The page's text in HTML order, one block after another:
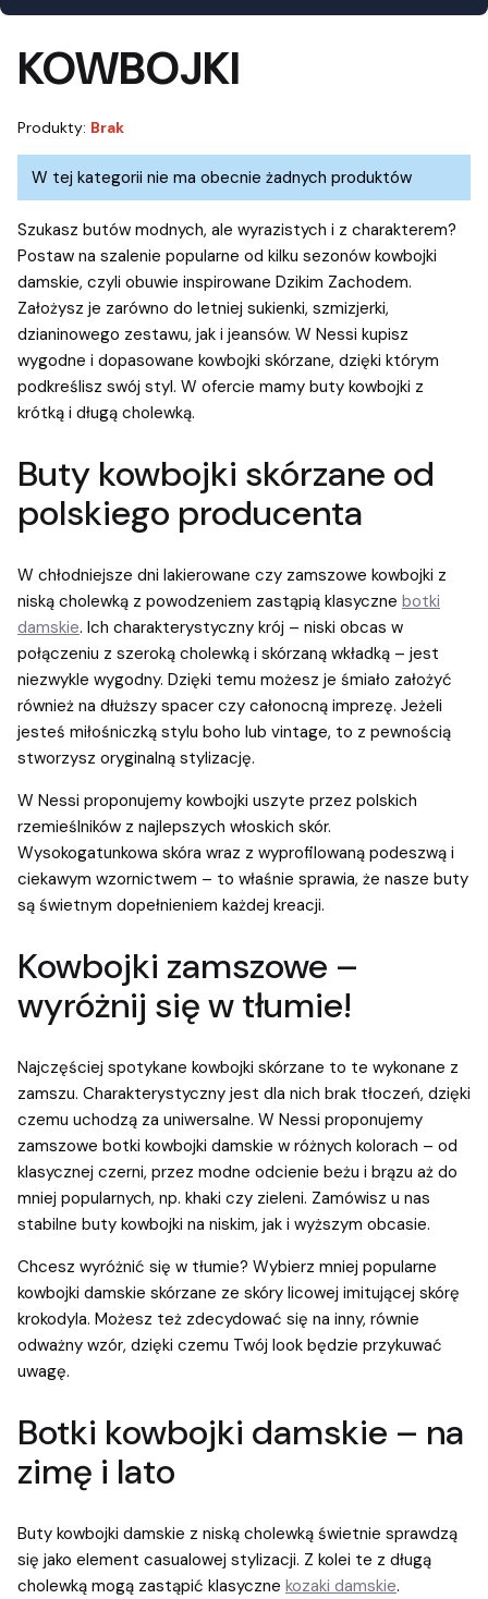
Materiał wnętrza Wkładka
Rodzaj obcasa
Rodzaj zapięcia Tęgość Ocieplenie
Nowość Promocja
Koniec filtrów
KOWBOJKI
Produkty: Brak
Lista produktów
W tej kategorii nie ma obecnie żadnych produktów
Szukasz butów modnych, ale wyrazistych i z charakterem?
Postaw na szalenie popularne od kilku sezonów kowbojki
damskie, czyli obuwie inspirowane Dzikim Zachodem.
Założysz je zarówno do letniej sukienki, szmizjerki,
dzianinowego zestawu, jak i jeansów. W Nessi kupisz
wygodne i dopasowane kowbojki skórzane, dzięki którym
podkreślisz swój styl. W ofercie mamy buty kowbojki z
krótką i długą cholewką.
Buty kowbojki skórzane od
polskiego producenta
W chłodniejsze dni lakierowane czy zamszowe kowbojki z
niską cholewką z powodzeniem zastąpią klasyczne botki
damskie. Ich charakterystyczny krój – niski obcas w
połączeniu z szeroką cholewką i skórzaną wkładką – jest
niezwykle wygodny. Dzięki temu możesz je śmiało założyć
również na dłuższy spacer czy całonocną imprezę. Jeżeli
jesteś miłośniczką stylu boho lub vintage, to z pewnością
stworzysz oryginalną stylizację.
W Nessi proponujemy kowbojki uszyte przez polskich
rzemieślników z najlepszych włoskich skór.
Wysokogatunkowa skóra wraz z wyprofilowaną podeszwą i
ciekawym wzornictwem – to właśnie sprawia, że nasze buty
są świetnym dopełnieniem każdej kreacji.
Kowbojki zamszowe –
wyróżnij się w tłumie!
Najczęściej spotykane kowbojki skórzane to te wykonane z
zamszu. Charakterystyczny jest dla nich brak tłoczeń, dzięki
czemu uchodzą za uniwersalne. W Nessi proponujemy
zamszowe botki kowbojki damskie w różnych kolorach – od
klasycznej czerni, przez modne odcienie beżu i brązu aż do
mniej popularnych, np. khaki czy zieleni. Zamówisz u nas
stabilne buty kowbojki na niskim, jak i wyższym obcasie.
Chcesz wyróżnić się w tłumie? Wybierz mniej popularne
kowbojki damskie skórzane ze skóry licowej imitującej skórę
krokodyla. Możesz też zdecydować się na inny, równie
odważny wzór, dzięki czemu Twój look będzie przykuwać
uwagę.
Botki kowbojki damskie – na
zimę i lato
Buty kowbojki damskie z niską cholewką świetnie sprawdzą
się jako element casualowej stylizacji. Z kolei te z długą
cholewką mogą zastąpić klasyczne kozaki damskie.